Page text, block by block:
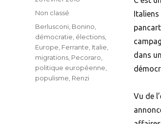
dans
Vu de
Categories
Non classé
Tags
Berlusconi Bonino
démocratie élections
Europe Ferrante Italie
migrations Pecoraro
politique européenne
populisme Renzi